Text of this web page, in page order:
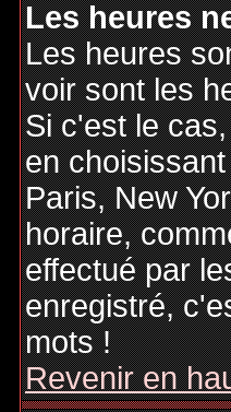
Les heures
Les heures
voir sont les
Si c'est le
en
Paris, New
horaire,
effectué par
enregistré,
mots !
Revenir en